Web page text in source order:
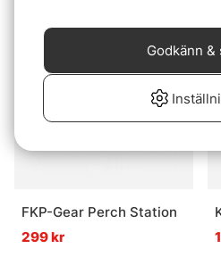
Slutsåld
FKP-Gear Perch Station
299 kr
Godkänn &